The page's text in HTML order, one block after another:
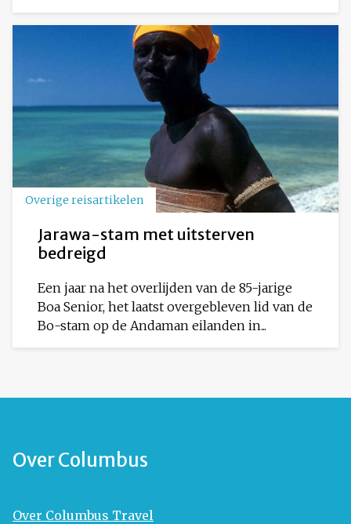
Overige reisartikelen
Jarawa-stam met uitsterven
bedreigd
Een jaar na het overlijden van de 85-jarige
Boa Senior, het laatst overgebleven lid van de
Bo-stam op de Andaman eilanden in...
Over Columbus
Over Columbus Travel